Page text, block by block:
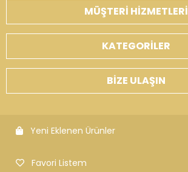
MÜŞTERİ HİZMETLERİ
KATEGORİLER
BİZE ULAŞIN
Yeni Eklenen Ürünler
Favori Listem